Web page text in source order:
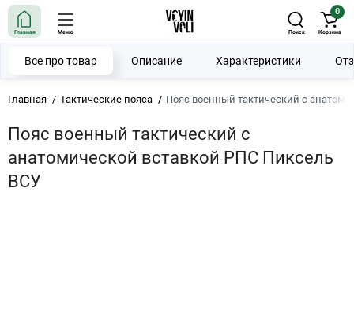
Главная Меню Поиск
0
Корзина
Главная Тактические пояса Пояс военный тактический с
Пояс военный тактический с
анатомической вставкой РПС Пиксель
ВСУ
Все про товар Описание Характеристики